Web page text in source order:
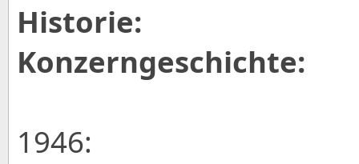
Historie:
Konzerngeschichte:
1946: